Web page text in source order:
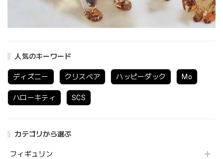
人気のキーワード
ディズニー クリスベア ハッピーダック Mo
ハローキティ SCS
カテゴリから選ぶ
フィギュリン